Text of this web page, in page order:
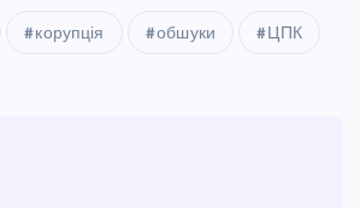
корупція обшуки ЦПК